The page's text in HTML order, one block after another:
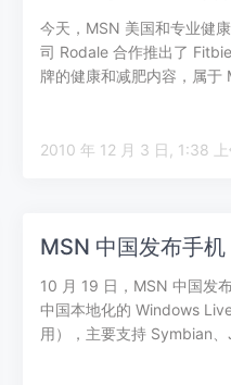
今天，MSN 美国和专业健
司 Rodale 合作推出了
牌的健康和减肥内容，属于
2010 年 12 月 3 日,
MSN 中国发布手
10 月 19 日，MSN 中国发
中国本地化的 Windows
用），主要支持 Symbian